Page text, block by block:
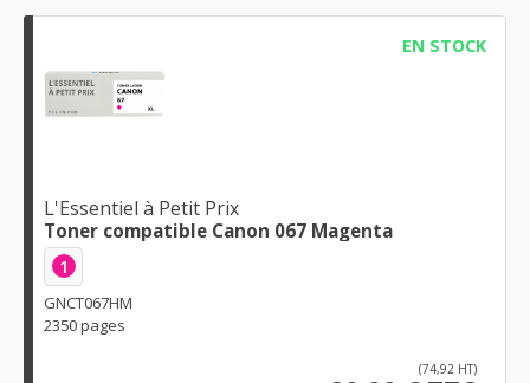
EN STOCK
L'Essentiel à Petit Prix
Toner compatible Canon 067 Magenta
1
GNCT067HM
2350 pages
(74,92 HT)